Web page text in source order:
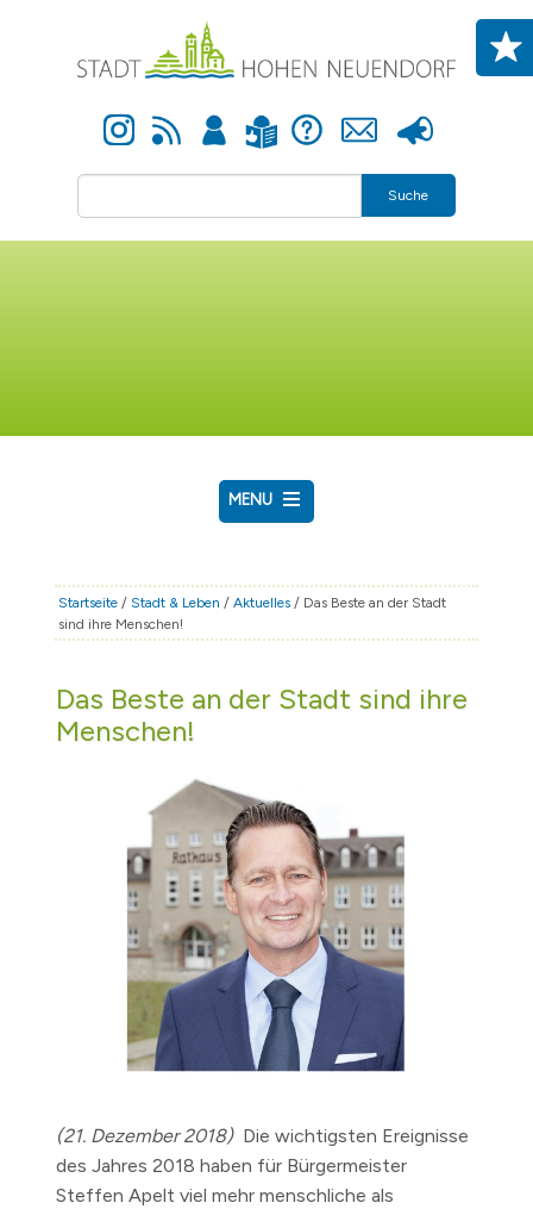
Instagram Newsfeed Anmelden Leichte Sprache Hilfe Kontakt Presse
Suche
MENU
RATHAUS & POLITIK
BÜRGERSERVICE
Startseite /Stadt & Leben /Aktuelles / Das Beste an der Stadt
sind ihre Menschen!
Das Beste an der Stadt sind ihre
Menschen!
(21. Dezember 2018)Die wichtigsten Ereignisse
des Jahres 2018 haben für Bürgermeister
Steffen Apelt viel mehr menschliche als